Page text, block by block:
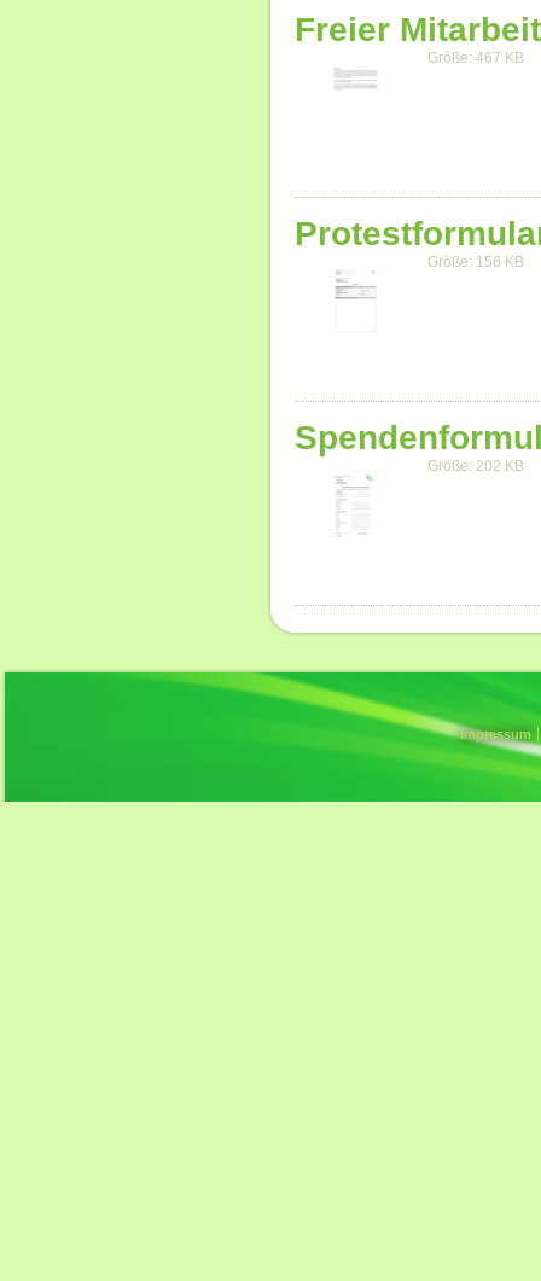
Freier
Größe: 467 KB
Größe: 156 KB
Größe: 202 KB
Impressum